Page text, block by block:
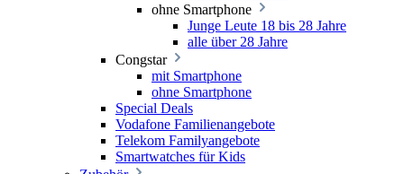
ohne Smartphone
Junge Leute 18 bis 28 Jahre
alle über 28 Jahre
Congstar
mit Smartphone
ohne Smartphone
Special Deals
Vodafone Familienangebote
Telekom Familyangebote
Smartwatches für Kids